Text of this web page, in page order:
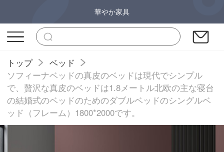
華やか家具
トップ
ベッド
ソフィーナベッドの真皮のベッドは現代でシンプル
で、贅沢な真皮のベッドは1.8メートル北欧の主な寝台
の結婚式のベッドのためのダブルベッドのシングルベ
ッド（フレーム）1800*2000です。